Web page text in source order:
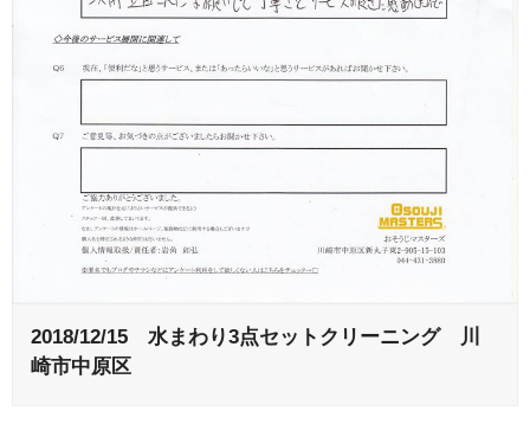
2018/12/15 水まわり3点セットクリーニング 川
崎市中原区